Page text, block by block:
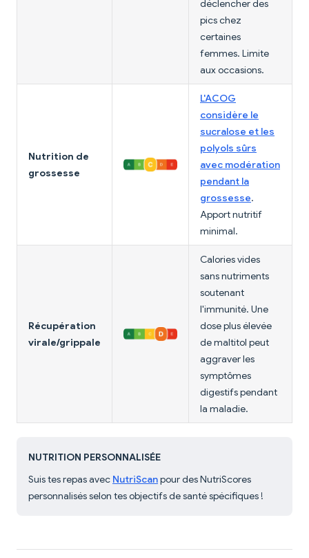
déclencher des
pics chez
certaines
femmes. Limite
aux occasions.
Nutrition de
grossesse
L'ACOG
considère le
sucralose et les
polyols sûrs
avec modération
pendant la
grossesse.
Apport nutritif
minimal.
Récupération
virale/grippale
Calories vides
sans nutriments
soutenant
l'immunité. Une
dose plus élevée
de maltitol peut
aggraver les
symptômes
digestifs pendant
la maladie.
NUTRITION PERSONNALISÉE
Suis tes repas avec NutriScanpour des NutriScores
personnalisés selon tes objectifs de santé spécifiques !